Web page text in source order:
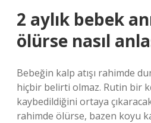
2 aylık bebek
ölürse nasıl
Bebeğin kalp atışı rahimde
hiçbir belirti olmaz. Rutin bir
kaybedildiğini ortaya
rahimde ölürse, bazen koyu